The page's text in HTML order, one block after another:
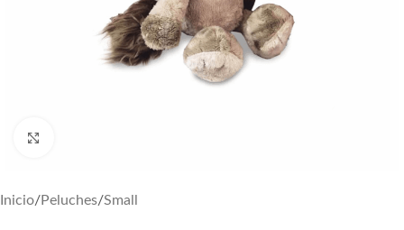
Inicio/Peluches/Small